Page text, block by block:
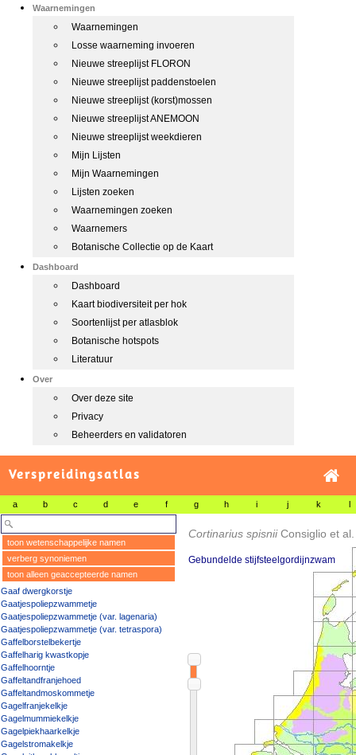
Waarnemingen
Waarnemingen
Losse waarneming invoeren
Nieuwe streeplijst FLORON
Nieuwe streeplijst paddenstoelen
Nieuwe streeplijst (korst)mossen
Nieuwe streeplijst ANEMOON
Nieuwe streeplijst weekdieren
Mijn Lijsten
Mijn Waarnemingen
Lijsten zoeken
Waarnemingen zoeken
Waarnemers
Botanische Collectie op de Kaart
Dashboard
Dashboard
Kaart biodiversiteit per hok
Soortenlijst per atlasblok
Botanische hotspots
Literatuur
Over
Over deze site
Privacy
Beheerders en validatoren
Verspreidingsatlas
a b c d e f g h i j k l
toon wetenschappelijke namen
verberg synoniemen
toon alleen geaccepteerde namen
Gaaf dwergkorstje
Gaatjespoliepzwammetje
Gaatjespoliepzwammetje (var. lagenaria)
Gaatjespoliepzwammetje (var. tetraspora)
Gaffelborstelbekertje
Gaffelharig kwastkopje
Gaffelhoorntje
Gaffeltandfranjehoed
Gaffeltandmoskommetje
Gagelfranjekelkje
Gagelmummiekelkje
Gagelpiekhaarkelkje
Gagelstromakelkje
Cortinarius spisniiConsiglio et al.
Gebundelde stijfsteelgordijnzwam